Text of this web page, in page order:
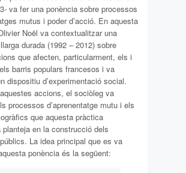
va fer una ponència sobre processos
mutus i poder d’acció. En aquesta
Noël va contextualitzar una
durada (1992 – 2012) sobre
que afecten, particularment, els i
barris populars francesos i va
dispositiu d’experimentació social.
accions, el sociòleg va
processos d’aprenentatge mutu i els
que aquesta pràctica
en la construcció dels
La idea principal que es va
ponència és la següent: